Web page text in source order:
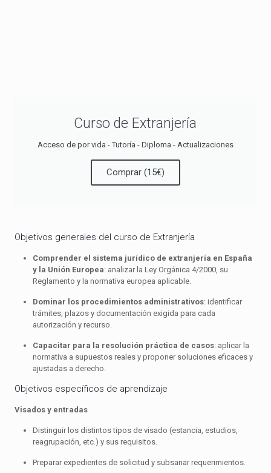
Curso de Extranjería
Acceso de por vida - Tutoría - Diploma - Actualizaciones
Comprar (15€)
Objetivos generales del curso de Extranjería
Comprender el sistema jurídico de extranjería en España
y la Unión Europea: analizar la Ley Orgánica 4/2000, su
Reglamento y la normativa europea aplicable.
Dominar los procedimientos administrativos: identificar
trámites, plazos y documentación exigida para cada
autorización y recurso.
Capacitar para la resolución práctica de casos: aplicar la
normativa a supuestos reales y proponer soluciones eficaces y
ajustadas a derecho.
Objetivos específicos de aprendizaje
Visados y entradas
Distinguir los distintos tipos de visado (estancia, estudios,
reagrupación, etc.) y sus requisitos.
Preparar expedientes de solicitud y subsanar requerimientos.